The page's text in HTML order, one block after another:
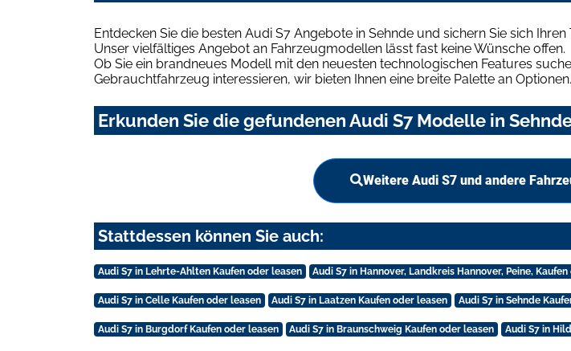
Entdecken Sie die besten Audi S7 Angebote in Sehnde und sichern Sie sich
Unser vielfältiges Angebot an Fahrzeugmodellen lässt fast keine Wünsche offen.
Ob Sie ein brandneues Modell mit den neuesten technologischen Features
Gebrauchtfahrzeug interessieren, wir bieten Ihnen eine breite Palette an Optionen.
Erkunden Sie die gefundenen Audi S7 Modelle in
Weitere Audi S7 und andere
Stattdessen können Sie auch:
Audi S7 in Lehrte-Ahlten Kaufen oder leasen Audi S7 in Hannover, Landkreis Hannover, Peine,
Audi S7 in Celle Kaufen oder leasen Audi S7 in Laatzen Kaufen oder leasen Audi S7 in Sehnde
Audi S7 in Burgdorf Kaufen oder leasen Audi S7 in Braunschweig Kaufen oder leasen Audi S7 in